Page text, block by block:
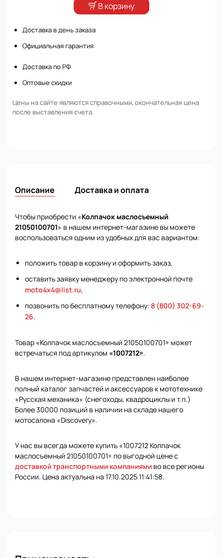
В корзину
Доставка в день заказа
Официальная гарантия
Доставка по РФ
Оптовые скидки
Цены на сайте являются справочными, окончательная цена
после выставления счета.
Описание Доставка и оплата
Чтобы приобрести «Колпачок маслосъемный
21050100701» в нашем интернет-магазине вы можете
воспользоваться одним из удобных для вас вариантом:
положить товар в корзину и оформить заказ,
оставить заявку менеджеру по электронной почте
moto4x4@list.ru,
позвонить по бесплатному телефону: 8 (800) 302-69-
26.
Товар «Колпачок маслосъемный 21050100701» может
встречаться под артикулом «1007212».
В нашем интернет-магазине представлен наиболее
полный каталог запчастей и аксессуаров к мототехнике
«Русская механика» (снегоходы, квадроциклы и т.п.)
Более 30000 позиций в наличии на складе нашего
мотосалона «Discovery».
У нас вы всегда можете купить «1007212 Колпачок
маслосъемный 21050100701» по выгодной цене с
доставкой транспортными компаниями во все регионы
России. Цена актуальна на 17.10.2025 11:41:58.